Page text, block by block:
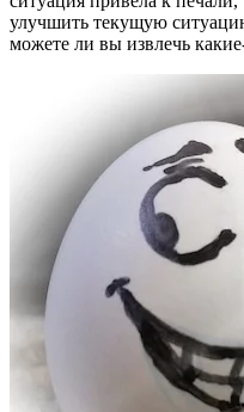
улучшить текущую
можете ли вы извлечь